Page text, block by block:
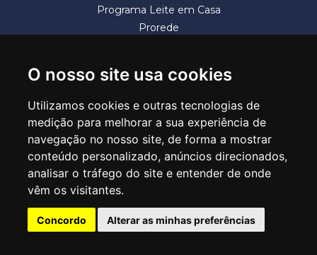
O nosso site usa cookies
Utilizamos cookies e outras tecnologias de
medição para melhorar a sua experiência de
navegação no nosso site, de forma a mostrar
conteúdo personalizado, anúncios direcionados,
analisar o tráfego do site e entender de onde
vêm os visitantes.
Concordo Alterar as minhas preferências
Programa Leite em Casa
Prorede
SECRETARIA DE EDUCAÇÃO
Rua Claudino Barbosa, 313 - Macedo - Guarulhos/SP CEP 07113-040
Central de Atendimento: *55 11 2475-7300